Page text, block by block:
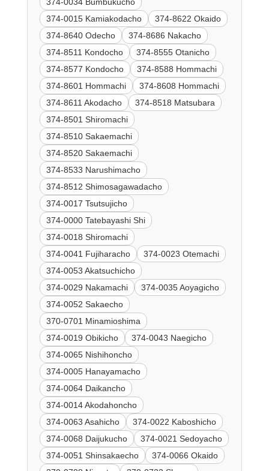
374-0015 Kamiakodacho
374-8622 Okaido
374-8640 Odecho
374-8686 Nakacho
374-8511 Kondocho
374-8555 Otanicho
374-8577 Kondocho
374-8588 Hommachi
374-8601 Hommachi
374-8608 Hommachi
374-8611 Akodacho
374-8518 Matsubara
374-8501 Shiromachi
374-8510 Sakaemachi
374-8520 Sakaemachi
374-8533 Narushimacho
374-8512 Shimosagawadacho
374-0017 Tsutsujicho
374-0000 Tatebayashi Shi
374-0018 Shiromachi
374-0041 Fujiharacho
374-0023 Otemachi
374-0053 Akatsuchicho
374-0029 Nakamachi
374-0035 Aoyagicho
374-0052 Sakaecho
370-0701 Minamioshima
374-0019 Obikicho
374-0043 Naegicho
374-0065 Nishihoncho
374-0005 Hanayamacho
374-0064 Daikancho
374-0014 Akodahoncho
374-0063 Asahicho
374-0022 Kaboshicho
374-0068 Daijukucho
374-0021 Sedoyacho
374-0051 Shinsakaecho
374-0066 Okaido